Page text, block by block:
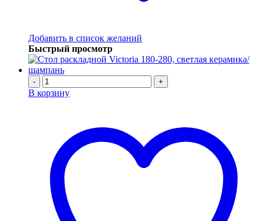
Добавить в список желаний
Быстрый просмотр
- +
В корзину